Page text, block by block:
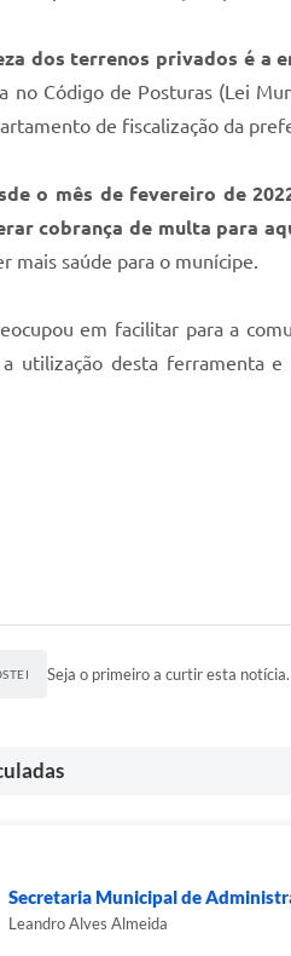
dos terrenos privados é a
no Código de Posturas (Lei
de fiscalização da
o mês de fevereiro de
cobrança de multa para
mais saúde para o munícipe.
em facilitar para a
utilização desta ferramenta
Seja o primeiro a curtir esta notícia.
Secretaria Municipal de
Leandro Alves Almeida